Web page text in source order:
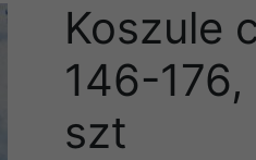
Koszule
146-
szt